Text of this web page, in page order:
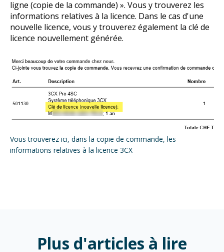
ligne (copie de la commande) ». Vous y trouverez les
informations relatives à la licence. Dans le cas d'une
nouvelle licence, vous y trouverez également la clé de
licence nouvellement générée.
Vous trouverez ici, dans la copie de commande, les
informations relatives à la licence 3CX
Plus d'articles à lire